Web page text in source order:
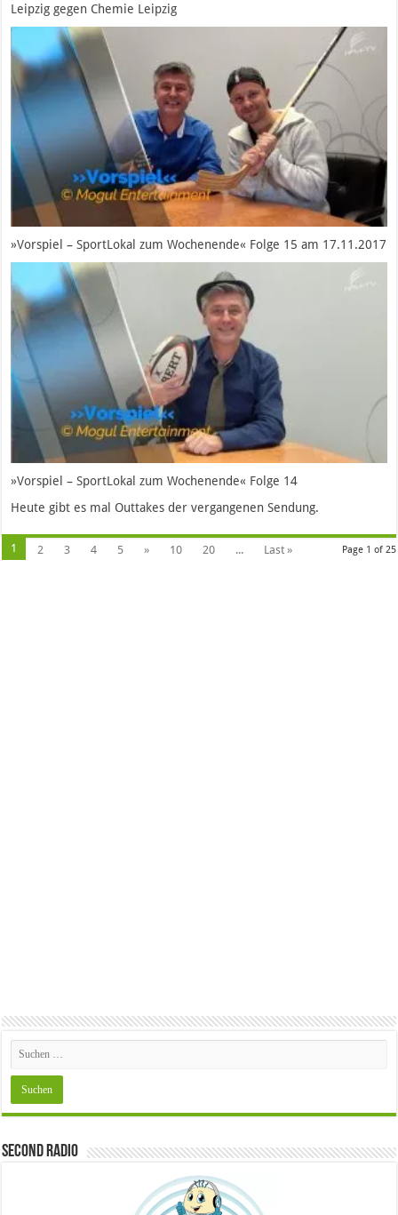
Leipzig gegen Chemie Leipzig
»Vorspiel – SportLokal zum Wochenende« Folge 15 am 17.11.2017
»Vorspiel – SportLokal zum Wochenende« Folge 14
Heute gibt es mal Outtakes der vergangenen Sendung.
Page 1 of 25
1 2 3 4 5 » 10 20 ... Last »
Second Radio